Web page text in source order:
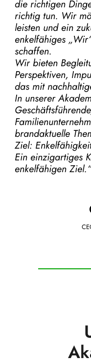
die richtigen
richtig tun. Wir
leisten und ein
enkelfähiges
schaffen.
Wir bieten
Perspektiven,
das mit
In unserer
brandaktuelle
Ziel:
Ein einzigartiges
enkelfähigen Ziel.“